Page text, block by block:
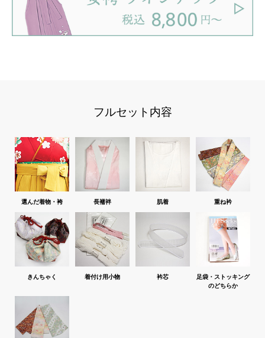
フルセット内容
選んだ着物・袴 長襦袢 肌着 重ね衿
きんちゃく 着付け用小物 衿芯
足袋・ストッキング
のどちらか